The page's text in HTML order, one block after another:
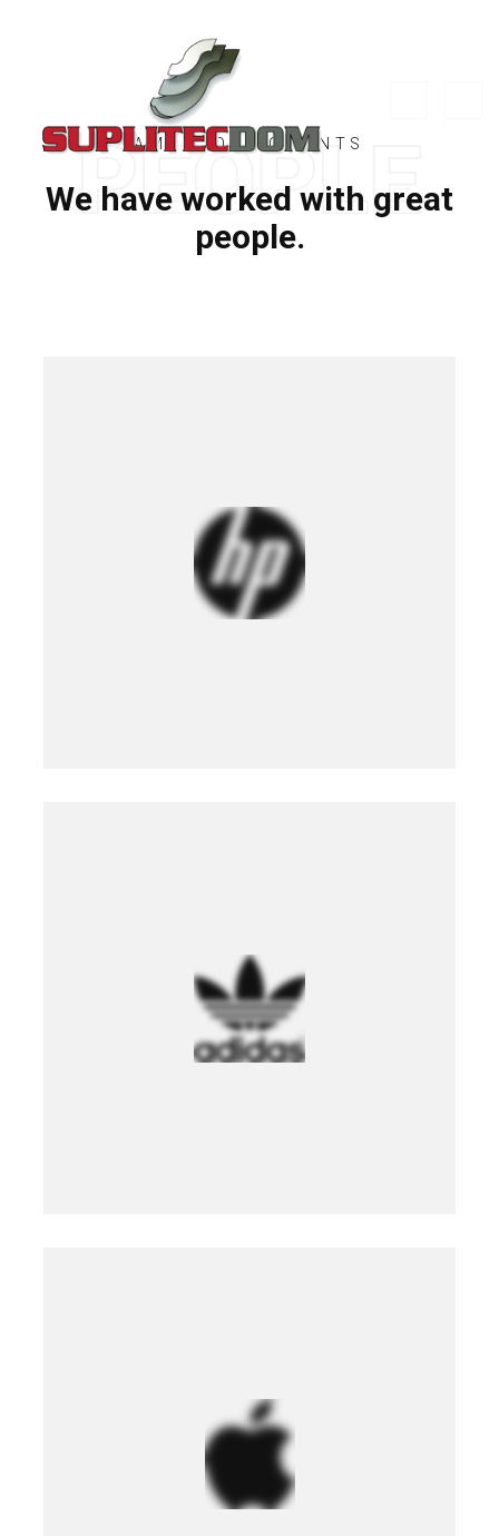
AMBITIOUS CLIENTS
We have worked with great
people.